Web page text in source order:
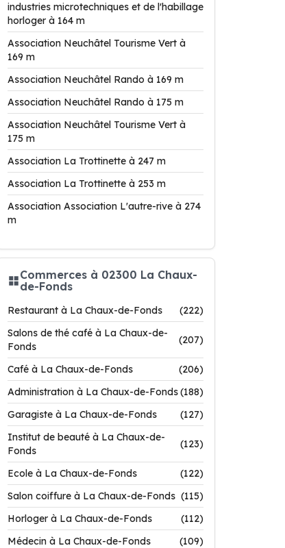
industries microtechniques et de l'habillage
horloger à 164 m
Association Neuchâtel Tourisme Vert à
169 m
Association Neuchâtel Rando à 169 m
Association Neuchâtel Rando à 175 m
Association Neuchâtel Tourisme Vert à
175 m
Association La Trottinette à 247 m
Association La Trottinette à 253 m
Association Association L'autre-rive à 274
m
Commerces à 02300 La Chaux-
de-Fonds
Restaurant à La Chaux-de-Fonds
(222)
Salons de thé café à La Chaux-de-
Fonds
(207)
Café à La Chaux-de-Fonds
(206)
Administration à La Chaux-de-Fonds(188)
Garagiste à La Chaux-de-Fonds
(127)
Institut de beauté à La Chaux-de-
Fonds
(123)
Ecole à La Chaux-de-Fonds
(122)
Salon coiffure à La Chaux-de-Fonds (115)
Horloger à La Chaux-de-Fonds
(112)
Médecin à La Chaux-de-Fonds
(109)